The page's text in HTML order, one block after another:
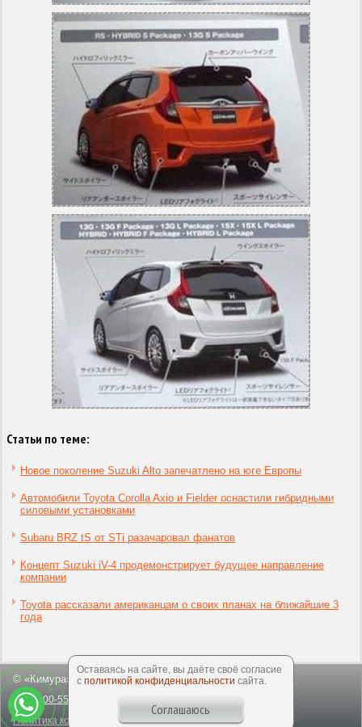
Статьи по теме:
Новое поколение Suzuki Alto запечатлено на юге Европы
Автомобили Toyota Corolla Axio и Fielder оснастили гибридными
силовыми установками
Subaru BRZ tS от STi разачаровал фанатов
Концепт Suzuki iV-4 продемонстрирует будущее направление
компании
Toyota рассказали американцам о своих планах на ближайшие 3
года
© «Кимура», 2003-2026
8-800-550-50-64
Политика конфиденциальности
Оставаясь на сайте, вы даёте своё согласие
с политикой конфиденциальности сайта.
Соглашаюсь